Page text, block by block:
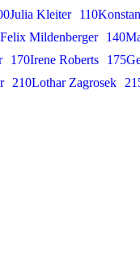
Kleiter
Mildenberger
170Irene Roberts
210Lothar Zagrosek